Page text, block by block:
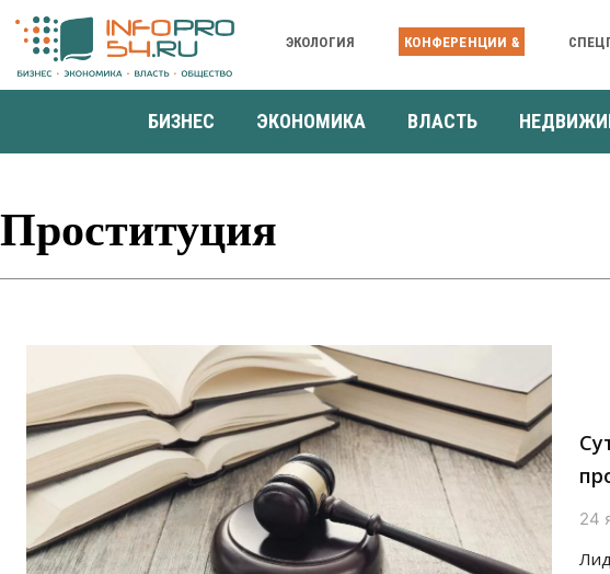
ЭКОЛОГИЯ КОНФЕРЕНЦИИ &
БИЗНЕС ЭКОНОМИКА ВЛАСТЬ
Проституция
24